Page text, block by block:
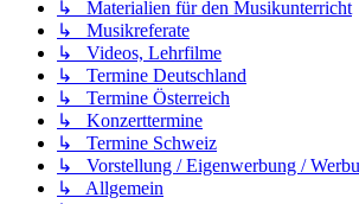
↳ Materialien für den Musikunterricht
↳ Musikreferate
↳ Videos, Lehrfilme
↳ Termine Deutschland
↳ Termine Österreich
↳ Konzerttermine
↳ Termine Schweiz
↳ Vorstellung / Eigenwerbung /
↳ Allgemein